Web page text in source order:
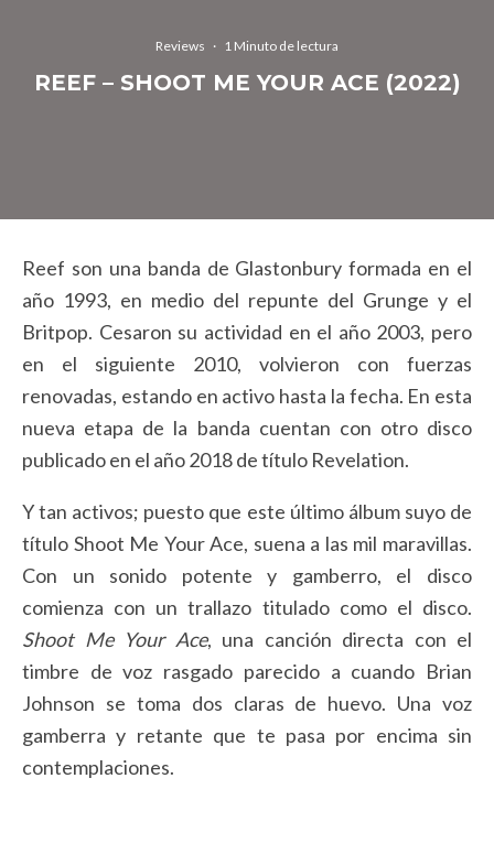
Reviews · 1 Minuto de lectura
REEF – SHOOT ME YOUR ACE (2022)
Reef son una banda de Glastonbury formada en el
año 1993, en medio del repunte del Grunge y el
Britpop. Cesaron su actividad en el año 2003, pero
en el siguiente 2010, volvieron con fuerzas
renovadas, estando en activo hasta la fecha. En esta
nueva etapa de la banda cuentan con otro disco
publicado en el año 2018 de título Revelation.
Y tan activos; puesto que este último álbum suyo de
título Shoot Me Your Ace, suena a las mil maravillas.
Con un sonido potente y gamberro, el disco
comienza con un trallazo titulado como el disco.
Shoot Me Your Ace, una canción directa con el
timbre de voz rasgado parecido a cuando Brian
Johnson se toma dos claras de huevo. Una voz
gamberra y retante que te pasa por encima sin
contemplaciones.